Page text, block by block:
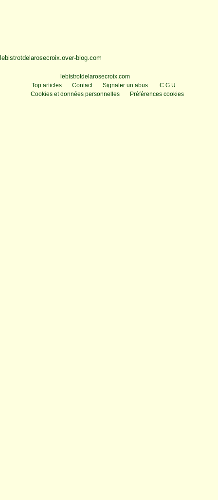
lebistrotdelarosecroix.over-blog.com
lebistrotdelarosecroix.com
Top articles
Contact Signaler un abus
C.G.U.
Cookies et données personnelles
Préférences cookies